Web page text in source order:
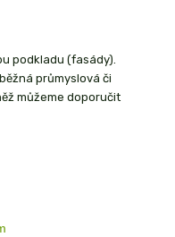
podkladu (fasády).
průmyslová či
můžeme doporučit